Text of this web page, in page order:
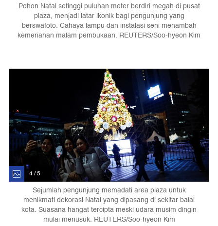
Pohon Natal setinggi puluhan meter berdiri megah di pusat
plaza, menjadi latar ikonik bagi pengunjung yang
berswafoto. Cahaya lampu dan instalasi seni menambah
kemeriahan malam pembukaan. REUTERS/Soo-hyeon Kim
4 / 5
Sejumlah pengunjung memadati area plaza untuk
menikmati dekorasi Natal yang dipasang di sekitar balai
kota. Suasana hangat tercipta meski udara musim dingin
mulai menusuk. REUTERS/Soo-hyeon Kim